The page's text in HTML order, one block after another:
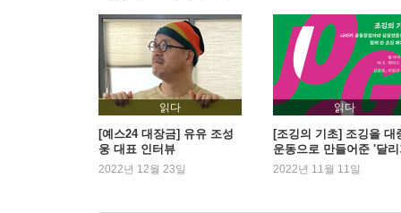
읽다
[예스24 대장금] 유유 조성
웅 대표 인터뷰
2022년 12월 23일
읽다
[조깅의 기초] 조깅을 대
운동으로 만들어준 '달
고전'
2022년 11월 11일